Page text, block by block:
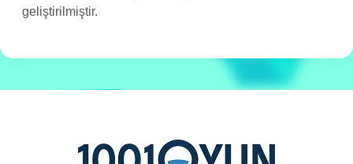
geliştirilmiştir.